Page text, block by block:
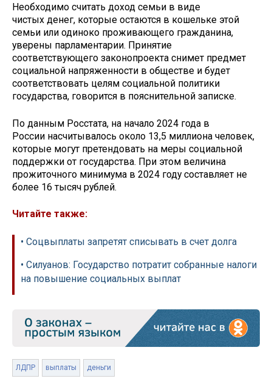
Необходимо считать доход семьи в виде
чистых денег, которые остаются в кошельке этой
семьи или одиноко проживающего гражданина,
уверены парламентарии. Принятие
соответствующего законопроекта снимет предмет
социальной напряженности в обществе и будет
соответствовать целям социальной политики
государства, говорится в пояснительной записке.
По данным Росстата, на начало 2024 года в
России насчитывалось около 13,5 миллиона человек,
которые могут претендовать на меры социальной
поддержки от государства. При этом величина
прожиточного минимума в 2024 году составляет не
более 16 тысяч рублей.
Читайте также:
• Соцвыплаты запретят списывать в счет долга
• Силуанов: Государство потратит собранные налоги
на повышение социальных выплат
ЛДПР выплаты деньги